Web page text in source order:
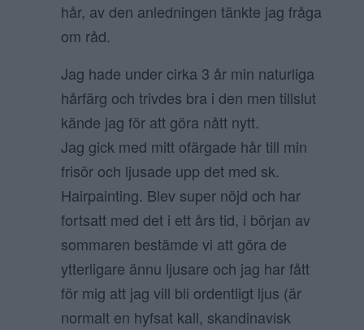
hår, av den anledningen tänkte jag fråga
om råd.
Jag hade under cirka 3 år min naturliga
hårfärg och trivdes bra i den men tillslut
kände jag för att göra nått nytt.
Jag gick med mitt ofärgade hår till min
frisör och ljusade upp det med sk.
Hairpainting. Blev super nöjd och har
fortsatt med det i ett års tid, i början av
sommaren bestämde vi att göra de
ytterligare ännu ljusare och jag har fått
för mig att jag vill bli ordentligt ljus (är
normalt en hyfsat kall, skandinavisk